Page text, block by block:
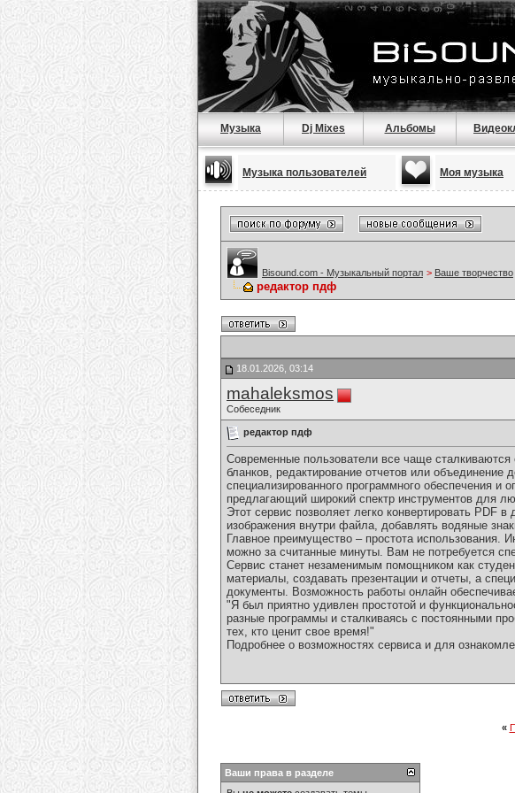
Музыка Dj Mixes Альбомы
Музыка пользователей Моя музыка
Bisound.com - Музыкальный портал > Ваше творчество
редактор пдф
18.01.2026, 03:14
mahaleksmos
Собеседник
редактор пдф
Современные пользователи все чаще
бланков, редактирование отчетов или
специализированного программного обеспечения
предлагающий широкий спектр инструментов для
Этот сервис позволяет легко конвертировать PDF
изображения внутри файла, добавлять водяные
Главное преимущество – простота использования.
можно за считанные минуты. Вам не потребуется
Сервис станет незаменимым помощником как
материалы, создавать презентации и отчеты, а
документы. Возможность работы онлайн
"Я был приятно удивлен простотой и
разные программы и сталкиваясь с постоянными
тех, кто ценит свое время!"
Подробнее о возможностях сервиса и для
«
Ваши права в разделе